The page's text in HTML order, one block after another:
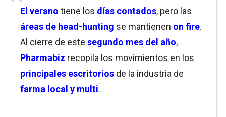
El verano tiene los días contados, pero las
áreas de head-hunting se mantienen on fire.
Al cierre de este segundo mes del año,
Pharmabiz recopila los movimientos en los
principales escritorios de la industria de
farma local y multi.